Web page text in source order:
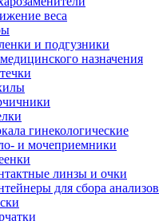
веса
и подгузники
назначения
гинекологические
и мочеприемники
линзы и очки
для сбора анализов